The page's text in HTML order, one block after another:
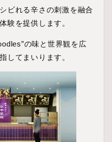
ビれる辛さの刺激を融合
験を提供します。
の味と世界観を広
してまいります。